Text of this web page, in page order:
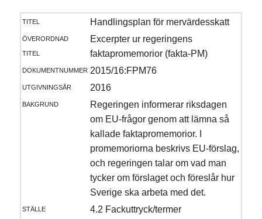
titel
Handlingsplan för mervärdesskatt
överordnad
titel
Excerpter ur regeringens
faktapromemorior (fakta-PM)
dokumentnummer 2015/16:FPM76
utgivningsår
2016
bakgrund
Regeringen informerar riksdagen
om EU-frågor genom att lämna så
kallade faktapromemorior. I
promemoriorna beskrivs EU-förslag,
och regeringen talar om vad man
tycker om förslaget och föreslår hur
Sverige ska arbeta med det.
ställe
4.2 Fackuttryck/termer